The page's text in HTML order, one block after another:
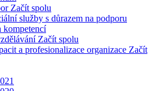
Začít spolu
služby s důrazem na podporu
kompetencí
Začít spolu
a profesionalizace organizace Začít